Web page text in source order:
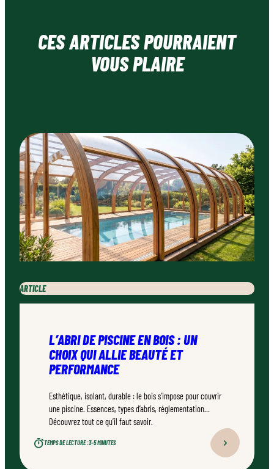
CES ARTICLES POURRAIENT
VOUS PLAIRE
ARTICLE
L’ABRI DE PISCINE EN BOIS : UN
CHOIX QUI ALLIE BEAUTÉ ET
PERFORMANCE
Esthétique, isolant, durable : le bois s’impose pour couvrir
une piscine. Essences, types d’abris, réglementation…
Découvrez tout ce qu’il faut savoir.
TEMPS DE LECTURE :3–5 MINUTES